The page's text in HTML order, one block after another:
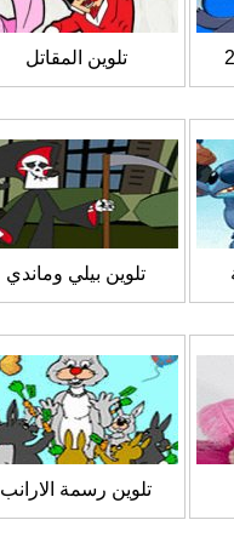
تلوين المقاتل
تلوين بيلي وماندي
تلوين رسمة الارانب